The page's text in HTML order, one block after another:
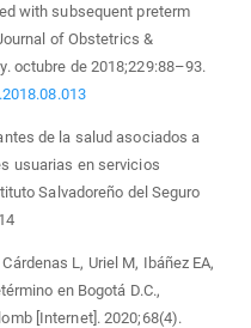
with subsequent preterm
of Obstetrics &
octubre de 2018;229:88–93.
de la salud asociados a
usuarias en servicios
Salvadoreño del Seguro
L, Uriel M, Ibáñez EA,
en Bogotá D.C.,
[Internet]. 2020;68(4).